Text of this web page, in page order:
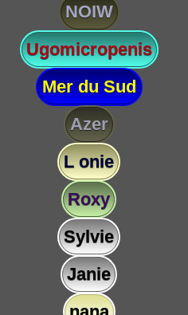
NOIW
Ugomicropenis
Mer du Sud
Azer
L onie
Roxy
Sylvie
Janie